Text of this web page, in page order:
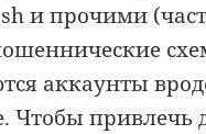
и прочими
аккаунты
Чтобы привлечь